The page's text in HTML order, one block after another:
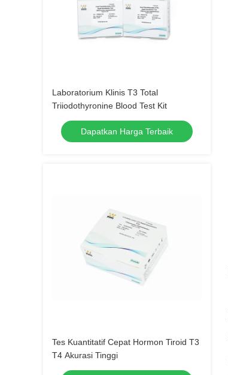
Laboratorium Klinis T3 Total
Triiodothyronine Blood Test Kit
Dapatkan Harga Terbaik
Tes Kuantitatif Cepat Hormon Tiroid T3
T4 Akurasi Tinggi